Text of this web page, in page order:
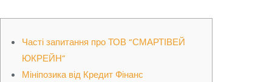
Часті запитання про ТОВ “СМАРТІВЕЙ
ЮКРЕЙН”
Мініпозика від Кредит Фінанс